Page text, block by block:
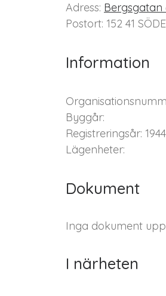
Adress: Bergsgatan
Postort: 152 41
Information
Byggår:
Registreringsår: 1944
Lägenheter:
Dokument
Inga dokument
I närheten